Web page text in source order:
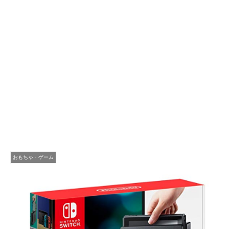
おもちゃ・ゲーム